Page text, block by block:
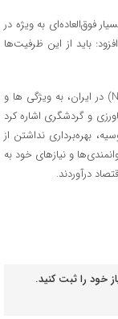
فوق‌العاده‌ای به ویژه در
باید از این ظرفیت‌ها
نماینده سازمان توسعه همکاری‌های بین‌المللی روسیه(NCC) در ایران، به ویژگی ها و
و گردشگری اشاره کرد
بهره‌برداری نداشتن از
و توانمندی‌ها و نیازهای خود به
درآوردند.
خود را ثبت کنید.